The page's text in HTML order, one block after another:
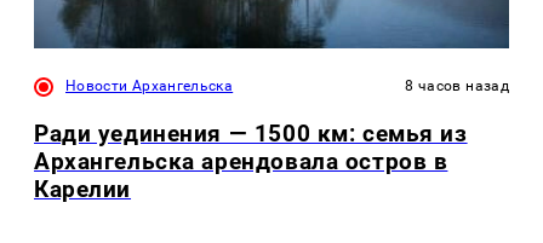
Новости Архангельска 8 часов назад
Ради уединения — 1500 км: семья из
Архангельска арендовала остров в
Карелии